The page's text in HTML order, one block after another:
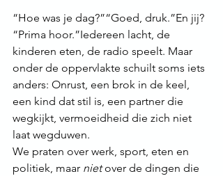
“Hoe was je dag?”“Goed, druk.”En jij?
“Prima hoor.”Iedereen lacht, de
kinderen eten, de radio speelt. Maar
onder de oppervlakte schuilt soms iets
anders: Onrust, een brok in de keel,
een kind dat stil is, een partner die
wegkijkt, vermoeidheid die zich niet
laat wegduwen.
We praten over werk, sport, eten en
politiek, maar niet over de dingen die